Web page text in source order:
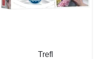
Trefl